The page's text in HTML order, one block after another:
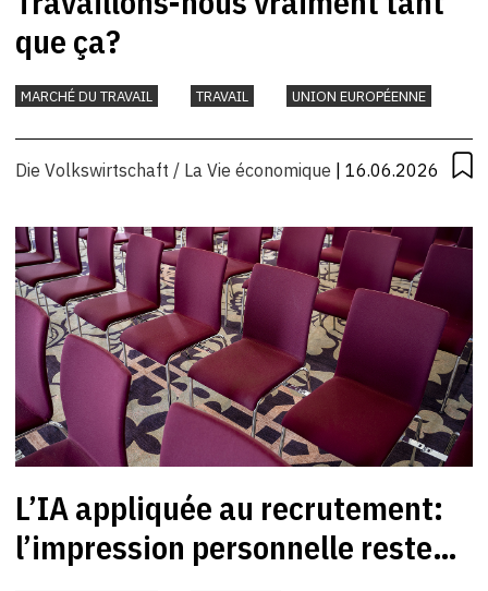
que ça?
MARCHÉ DU TRAVAIL TRAVAIL UNION EUROPÉENNE
Die Volkswirtschaft / La Vie économique | 16.06.2026
L’IA appliquée au recrutement:
l’impression personnelle reste